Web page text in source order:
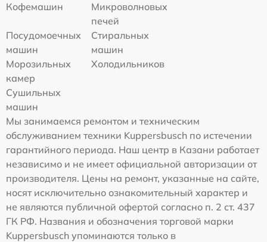
Кофемашин
Микроволновых
печей
Посудомоечных
машин
Стиральных
машин
Морозильных
камер
Холодильников
Сушильных
машин
Мы занимаемся ремонтом и техническим
обслуживанием техники Kuppersbusch по истечении
гарантийного периода. Наш центр в Казани работает
независимо и не имеет официальной авторизации от
производителя. Цены на ремонт, указанные на сайте,
носят исключительно ознакомительный характер и
не являются публичной офертой согласно п. 2 ст. 437
ГК РФ. Названия и обозначения торговой марки
Kuppersbusch упоминаются только в